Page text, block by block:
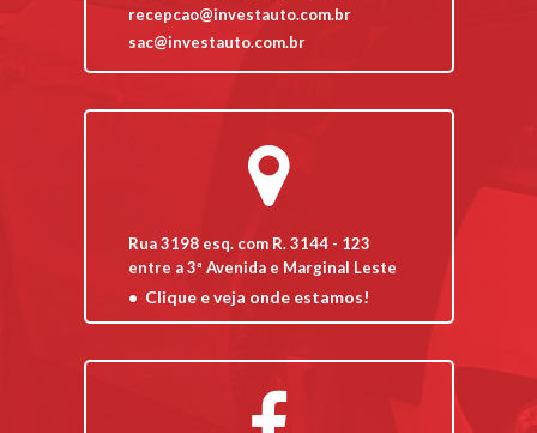
recepcao@investauto.com.br
sac@investauto.com.br
Rua 3198 esq. com R. 3144 - 123
entre a 3ª Avenida e Marginal Leste
Clique e veja onde estamos!